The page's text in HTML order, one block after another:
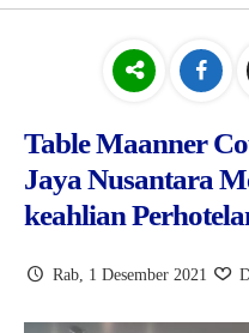
VISI dan MISI
DATA SISWA
DATA GURU
JURUSAN
Table Maanner
Jaya Nusantara
keahlian
Rab, 1 Desember 2021